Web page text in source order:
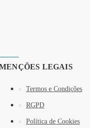
LEGAIS
Termos e Condições
RGPD
Política de Cookies